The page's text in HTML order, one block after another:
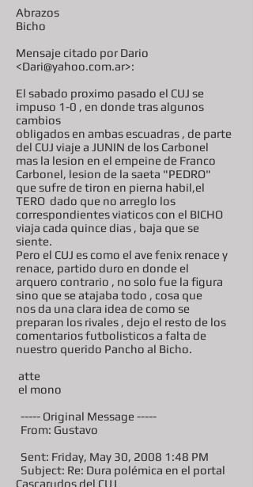
Abrazos
Bicho
Mensaje citado por Dario
<Dari@yahoo.com.ar>:
El sabado proximo pasado el CUJ se
impuso 1-0 , en donde tras algunos
cambios
obligados en ambas escuadras , de parte
del CUJ viaje a JUNIN de los Carbonel
mas la lesion en el empeine de Franco
Carbonel, lesion de la saeta "PEDRO"
que sufre de tiron en pierna habil,el
TERO dado que no arreglo los
correspondientes viaticos con el BICHO
viaja cada quince dias , baja que se
siente.
Pero el CUJ es como el ave fenix renace y
renace, partido duro en donde el
arquero contrario , no solo fue la figura
sino que se atajaba todo , cosa que
nos da una clara idea de como se
preparan los rivales , dejo el resto de los
comentarios futbolisticos a falta de
nuestro querido Pancho al Bicho.
atte
el mono
----- Original Message -----
From: Gustavo
Sent: Friday, May 30, 2008 1:48 PM
Subject: Re: Dura polémica en el portal
Cascarudos del CUJ